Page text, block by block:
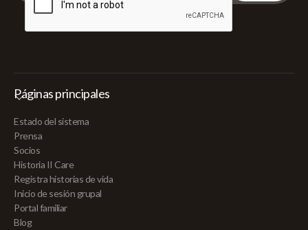
Páginas principales
Estado del sistema
Prensa
Socios
Historia II Care
Registra historias de vida
Inicio de sesión grupal
Portal familiar
Blog